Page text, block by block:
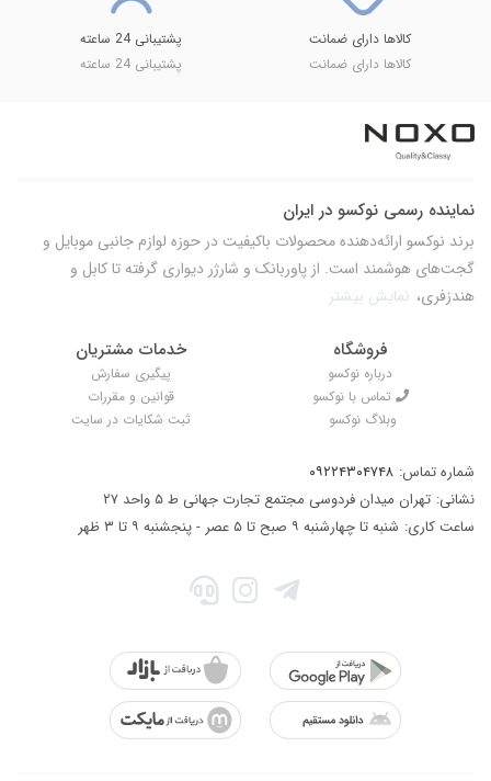
کالاها دارای ضمانت
کالاها دارای ضمانت
پشتیبانی 24 ساعته
پشتیبانی 24 ساعته
نماینده رسمی نوکسو در ایران
برند نوکسو ارائه‌دهنده محصولات باکیفیت در حوزه لوازم جانبی موبایل و
گجت‌های هوشمند است. از پاوربانک و شارژر دیواری گرفته تا کابل و
هندزفری، نمایش بیشتر
فروشگاه
درباره نوکسو
تماس با نوکسو
وبلاگ نوکسو
خدمات مشتریان
پیگیری سفارش
قوانین و مقررات
ثبت شکایات در سایت
شماره تماس: ۰۹۲۲۴۳۰۴۷۴۸
نشانی: تهران میدان فردوسی مجتمع تجارت جهانی ط ۵ واحد ۲۷
ساعت کاری: شنبه تا چهارشنبه ۹ صبح تا ۵ عصر - پنجشنبه ۹ تا ۳ ظهر